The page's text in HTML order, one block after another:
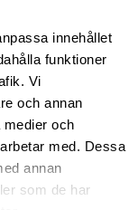
innehållet
funktioner
Vi
och annan
medier och
med. Dessa
annan
som de har